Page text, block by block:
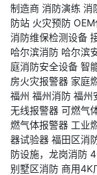
制造商 消防演练 消
防站 火灾预防 OEM
消防维保检测设备
哈尔滨消防 哈尔滨
庭消防安全设备 智
房火灾报警器 家庭
福州 福州消防 福州
无线报警器 可燃气
燃气体报警器 工业
器试验器 福田区消
防设施，龙岗消防
别墅区消防 商用4K